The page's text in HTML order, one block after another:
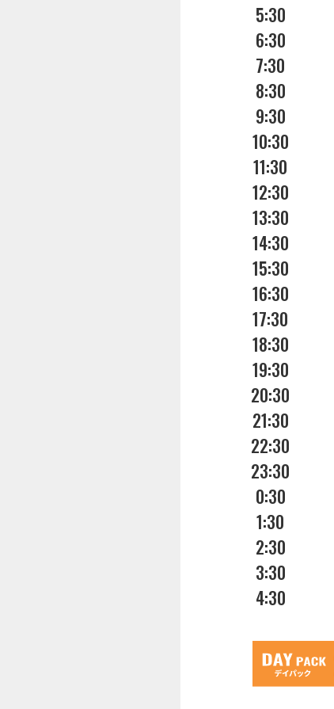
5:30
6:30
7:30
8:30
9:30
10:30
11:30
12:30
13:30
14:30
15:30
16:30
17:30
18:30
19:30
20:30
21:30
22:30
23:30
0:30
1:30
2:30
3:30
4:30